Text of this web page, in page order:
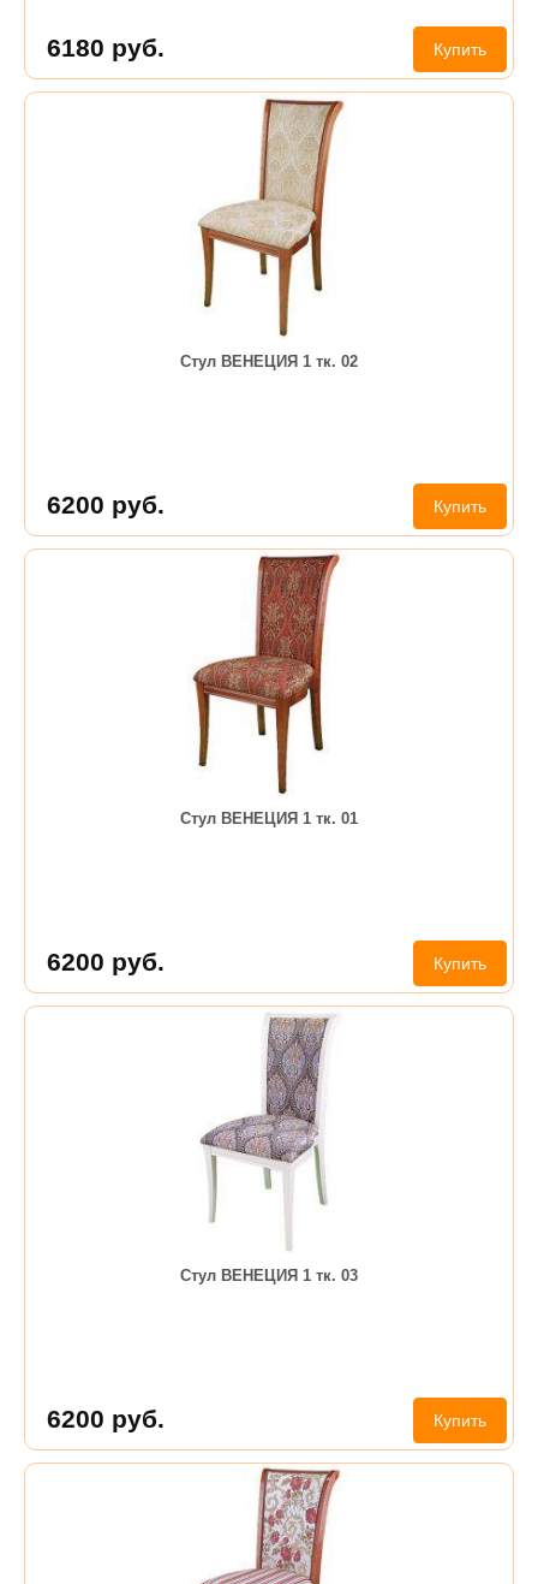
6180 руб. Купить
Стул ВЕНЕЦИЯ 1 тк. 02
6200 руб. Купить
Стул ВЕНЕЦИЯ 1 тк. 01
6200 руб. Купить
Стул ВЕНЕЦИЯ 1 тк. 03
6200 руб. Купить